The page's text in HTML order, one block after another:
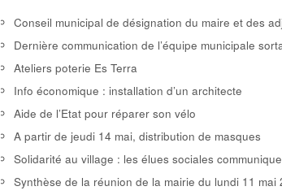
Conseil municipal de désignation du maire et des
Dernière communication de l’équipe municipale
Ateliers poterie Es Terra
Info économique : installation d’un architecte
Aide de l’Etat pour réparer son vélo
A partir de jeudi 14 mai, distribution de masques
Solidarité au village : les élues sociales
Synthèse de la réunion de la mairie du lundi 11 mai